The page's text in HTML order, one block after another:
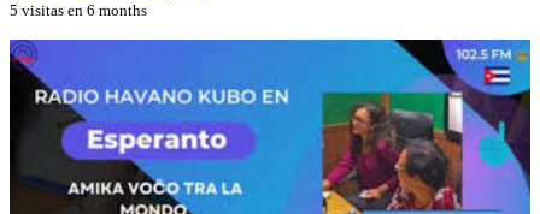
5 visitas en 6 months